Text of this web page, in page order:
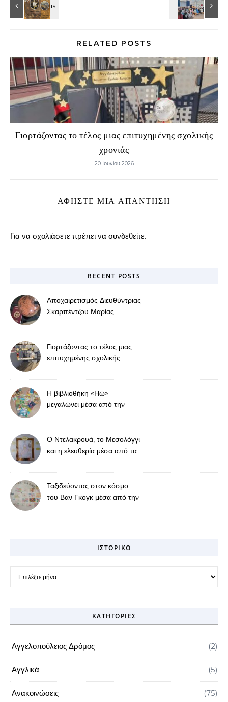
RELATED POSTS
Γιορτάζοντας το τέλος μιας επιτυχημένης σχολικής
χρονιάς
20 Ιουνίου 2026
ΑΦΉΣΤΕ ΜΙΑ ΑΠΆΝΤΗΣΗ
Για να σχολιάσετε πρέπει να συνδεθείτε.
RECENT POSTS
Αποχαιρετισμός Διευθύντριας
Σκαρπέντζου Μαρίας
Γιορτάζοντας το τέλος μιας
επιτυχημένης σχολικής
Η βιβλιοθήκη «Ηώ»
μεγαλώνει μέσα από την
Ο Ντελακρουά, το Μεσολόγγι
και η ελευθερία μέσα από τα
Ταξιδεύοντας στον κόσμο
του Βαν Γκογκ μέσα από την
ΙΣΤΟΡΙΚΌ
Ιστορικό
KΑΤΗΓΟΡΊΕΣ
Αγγελοπούλειος Δρόμος (2)
Αγγλικά (5)
Ανακοινώσεις (75)